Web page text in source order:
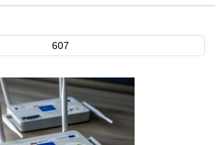
607